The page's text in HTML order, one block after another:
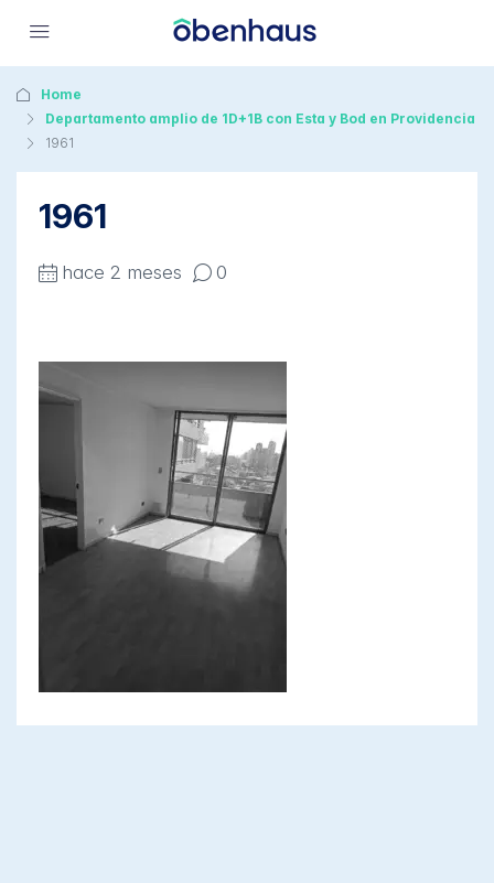
Home
Departamento amplio de 1D+1B con Esta y Bod en Providencia
1961
1961
hace 2 meses 0